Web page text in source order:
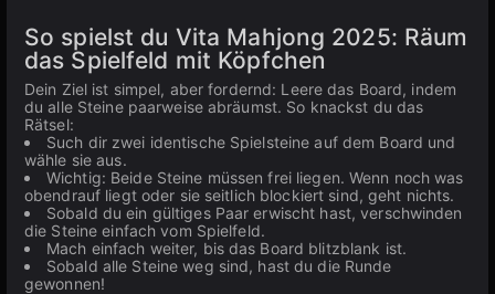
So spielst du Vita Mahjong 2025: Räum
das Spielfeld mit Köpfchen
Dein Ziel ist simpel, aber fordernd: Leere das Board, indem
du alle Steine paarweise abräumst. So knackst du das
Rätsel:
Such dir zwei identische Spielsteine auf dem Board und
wähle sie aus.
Wichtig: Beide Steine müssen frei liegen. Wenn noch was
obendrauf liegt oder sie seitlich blockiert sind, geht nichts.
Sobald du ein gültiges Paar erwischt hast, verschwinden
die Steine einfach vom Spielfeld.
Mach einfach weiter, bis das Board blitzblank ist.
Sobald alle Steine weg sind, hast du die Runde
gewonnen!